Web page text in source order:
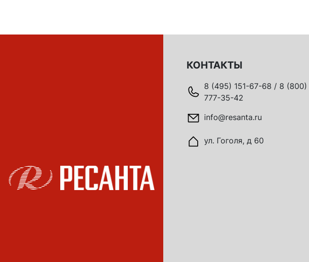
КОНТАКТЫ
8 (495) 151-67-68 / 8 (800)
777-35-42
info@resanta.ru
ул. Гоголя, д 60